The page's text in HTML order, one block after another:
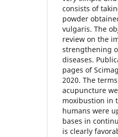
consists of
powder
vulgaris. The
review on the
strengthening
diseases.
pages of
2020. The
acupuncture
moxibustion in
humans were
bases in
is clearly